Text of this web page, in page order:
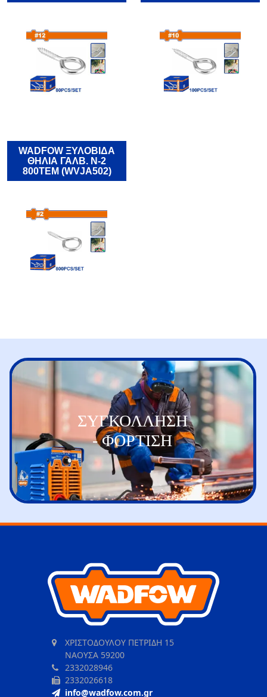
WADFOW ΞΥΛΟΒΙΔΑ
ΘΗΛΙΑ ΓΑΛΒ. Ν-2
800TEM (WVJA502)
ΣΥΓΚΟΛΛΗΣΗ
- ΦΟΡΤΙΣΗ
ΧΡΙΣΤΟΔΟΥΛΟΥ ΠΕΤΡΙΔΗ 15
ΝΑΟΥΣΑ 59200
2332028946
2332026618
info@wadfow.com.gr